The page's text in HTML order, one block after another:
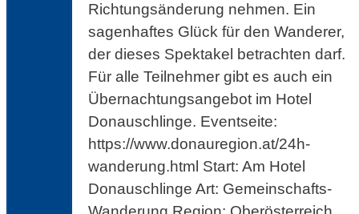
Richtungsänderung nehmen. Ein
sagenhaftes Glück für den Wanderer,
der dieses Spektakel betrachten darf.
Für alle Teilnehmer gibt es auch ein
Übernachtungsangebot im Hotel
Donauschlinge. Eventseite:
https://www.donauregion.at/24h-
wanderung.html Start: Am Hotel
Donauschlinge Art: Gemeinschafts-